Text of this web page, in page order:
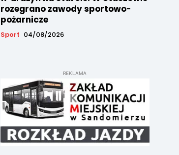
rozegrano zawody sportowo-
pożarnicze
Sport 04/08/2026
REKLAMA